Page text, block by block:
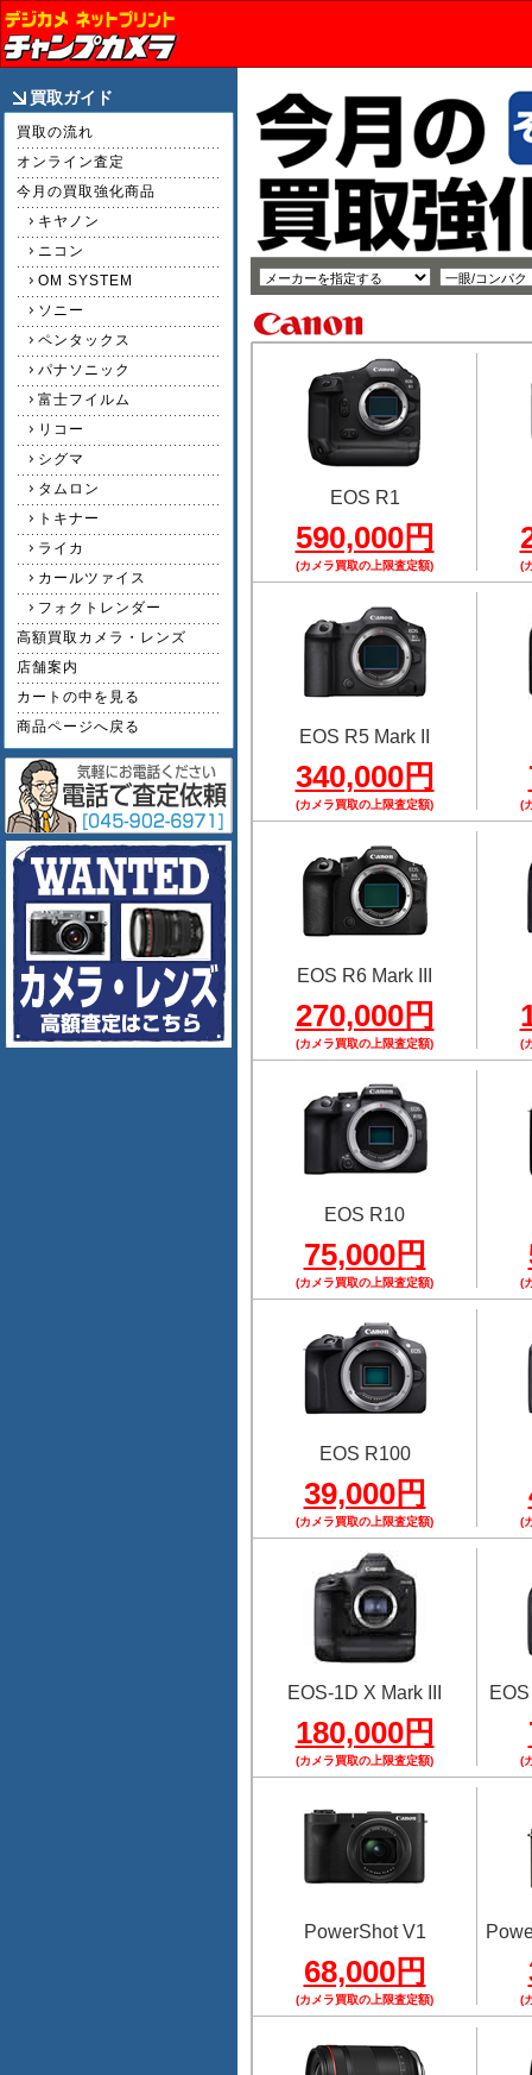
買取ガイド
買取の流れ
オンライン査定
今月の買取強化商品
キヤノン
ニコン
OM SYSTEM
ソニー
ペンタックス
パナソニック
富士フイルム
リコー
シグマ
タムロン
トキナー
ライカ
カールツァイス
フォクトレンダー
高額買取カメラ・レンズ
店舗案内
カートの中を見る
商品ページへ戻る
EOS R1
590,000円
(カメラ買取の上限査定額) (
EOS R5 Mark II
340,000円
(カメラ買取の上限査定額) (
EOS R6 Mark III
270,000円
(カメラ買取の上限査定額) (
EOS R10
75,000円
(カメラ買取の上限査定額) (
EOS R100
39,000円
(カメラ買取の上限査定額) (
EOS-1D X Mark III
180,000円
(カメラ買取の上限査定額) (
PowerShot V1
68,000円
(カメラ買取の上限査定額) (